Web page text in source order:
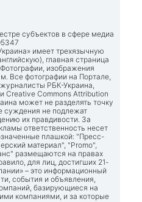
субъектов в сфере медиа
имеет трехязычную
главная страница
изображения
Все фотографии на Портале,
РБК-Украина,
Creative Commons Attribution
может не разделять точку
суждения не подлежат
их правдивости. За
ответственность несет
плашкой: "Пресс-
материал", "Promo",
размещаются на правах
для лиц, достигших 21-
– это информационный
события и объявления,
базирующиеся на
компаниями, и за которые